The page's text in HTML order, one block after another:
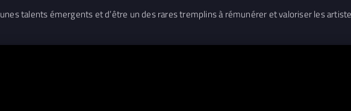
talents émergents et d’être un des rares tremplins à rémunérer et valoriser les